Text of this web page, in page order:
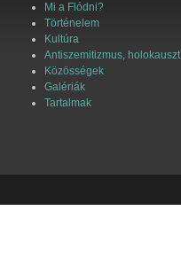
Mi a Flódni?
Történelem
Kultúra
Antiszemitizmus, holokauszt
Közösségek
Galériák
Tartalmak